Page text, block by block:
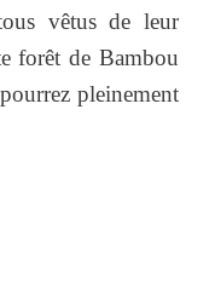
vêtus de leur
forêt de Bambou
pleinement